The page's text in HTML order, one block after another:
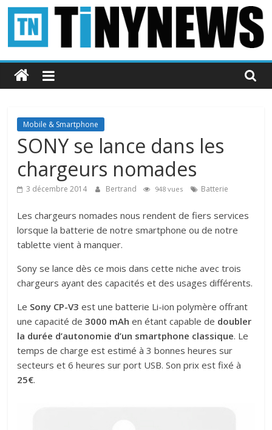
Passer
contenu
Tinynews
Le
belge
connecté
Mobile & Smartphone
SONY se lance dans les
chargeurs nomades
3 décembre 2014 Bertrand 948 vues Batterie
Les chargeurs nomades nous rendent de fiers services
lorsque la batterie de notre smartphone ou de notre
tablette vient à manquer.
Sony se lance dès ce mois dans cette niche avec trois
chargeurs ayant des capacités et des usages différents.
Le Sony CP-V3est une batterie Li-ion polymère offrant
une capacité de3000 mAh en étant capable de doubler
la durée d’autonomie d’un smartphone classique. Le
temps de charge est estimé à 3 bonnes heures sur
secteurs et 6 heures sur port USB. Son prix est fixé à
25€.